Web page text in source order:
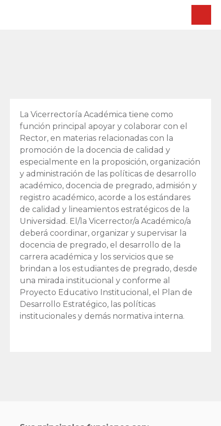
La Vicerrectoría Académica tiene como
función principal apoyar y colaborar con el
Rector, en materias relacionadas con la
promoción de la docencia de calidad y
especialmente en la proposición, organización
y administración de las políticas de desarrollo
académico, docencia de pregrado, admisión y
registro académico, acorde a los estándares
de calidad y lineamientos estratégicos de la
Universidad. El/la Vicerrector/a Académico/a
deberá coordinar, organizar y supervisar la
docencia de pregrado, el desarrollo de la
carrera académica y los servicios que se
brindan a los estudiantes de pregrado, desde
una mirada institucional y conforme al
Proyecto Educativo Institucional, el Plan de
Desarrollo Estratégico, las políticas
institucionales y demás normativa interna.